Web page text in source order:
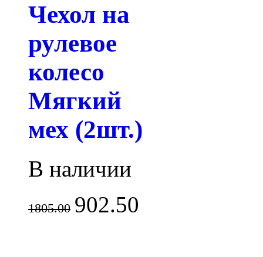
Чехол на
рулевое
колесо
Мягкий
мех (2шт.)
В наличии
1805.00 902.50